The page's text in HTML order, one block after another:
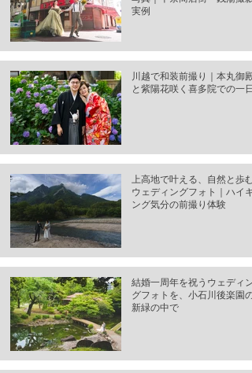
実例
川越で和装前撮り｜本丸御殿
と紫陽花咲く喜多院での一日
上高地で叶える、自然と歩む
ウェディングフォト｜ハイキ
ング気分の前撮り体験
結婚一周年を祝うウェディン
グフォトを、小石川後楽園の
新緑の中で